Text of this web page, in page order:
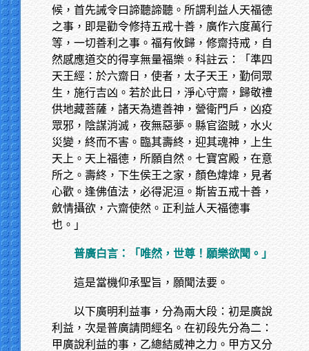
候，首先誡令曰諦聽諦聽。所謂利益人天福德
之事，即是勸令修持五戒十善，廣作六度萬行
等，一切善利之事。福有攸歸，修齋持戒，自
然感應道交的得享無量福樂。科註云：「準四
天王經：於六齋日，使者，太子天王，勤伺眾
生，施行吉凶。若於此日，淨心守齋，歸敬禮
供地藏菩薩，諸天為遣善神，營衛門戶，凶疫
眾邪，陰謀消滅，夜無惡夢。縣官盜賊，水火
災變，終而不害。臨其壽終，迎其魂神，上生
天上。天上福德，所願自然。七寶宮殿，在意
所之。壽終，下生侯王之家，顏色煒煒，見者
心歡。逢佛值法，必得泥洹。斯皆五戒十善，
斂情攝欲，六齋使然。正利益人天福德事
也。」
普廣白言：「唯然，世尊！願樂欲聞。」
這是當機仰承聖旨，願聞法要。
以下廣明利益事，分為兩大段：初是廣說
利益，次是普廣請問經名。在初段先分為二：
甲廣說利益的事，乙總結威神之力。甲方又分